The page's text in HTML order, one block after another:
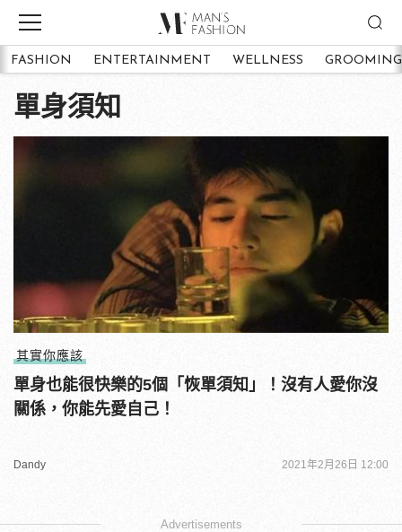
FASHION ENTERTAINMENT WELLNESS GROOMING
單身須知
其實你應該
單身也能很快樂的5個「恢單須知」！沒有人愛你沒
關係，你能先愛自己！
Dandy 2021年2月26日 12:00
Advertisements